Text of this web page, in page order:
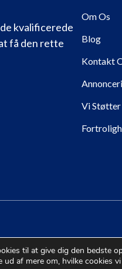
kvalificerede
få den rette
Om Os
Blog
Kontakt
Vi Støtter
©
til at give dig den bedste
ud af mere om, hvilke cookies